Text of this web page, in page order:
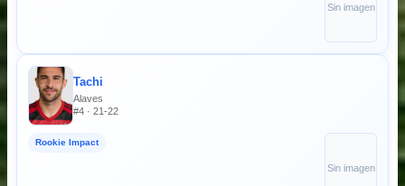
Sin imagen
Tachi
Alaves
#4 · 21-22
Rookie Impact
Sin imagen